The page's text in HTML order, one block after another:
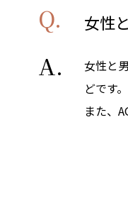
女性
女性と
どです
また、